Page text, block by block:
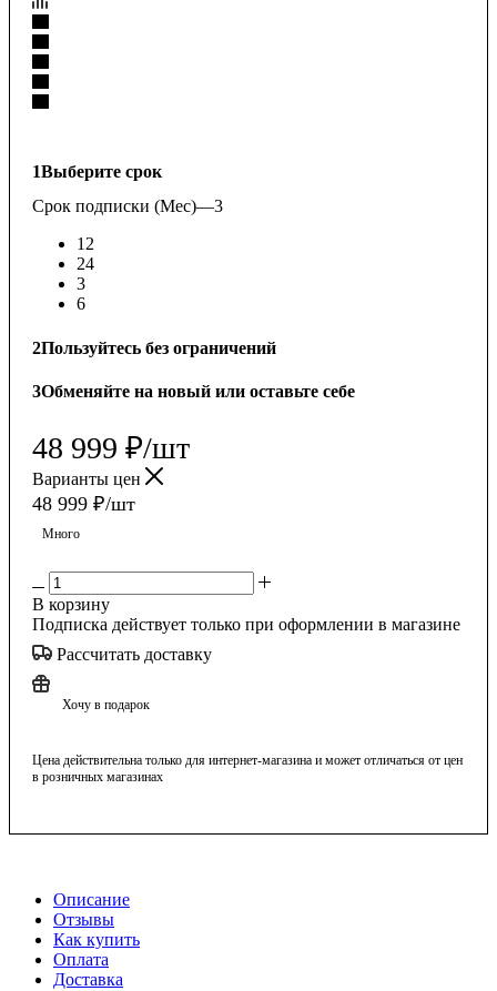
1Выберите срок
Срок подписки (Мес)—3
12
24
3
6
2Пользуйтесь без ограничений
3Обменяйте на новый или оставьте себе
48 999 ₽/шт
Варианты цен
48 999 ₽/шт
Много
В корзину
Подписка действует только при оформлении в магазине
Рассчитать доставку
Хочу в подарок
Цена действительна только для интернет-магазина и может отличаться от цен
в розничных магазинах
Описание
Отзывы
Как купить
Оплата
Доставка